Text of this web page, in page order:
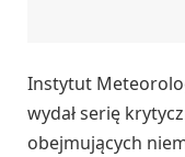
Instytut
wydał serię
obejmujących